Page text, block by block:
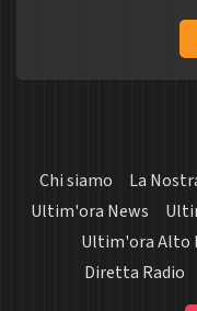
Chi siamo La
Ultim'ora News
Ultim'ora Alto
Diretta Radio